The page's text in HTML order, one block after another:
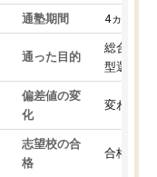
通塾期間 4ヵ月～1
通った目的
総合型選
型選抜対
偏差値の変
化
変わらな
志望校の合
格
合格した